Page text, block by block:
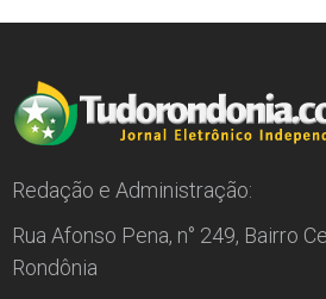
Redação e Administração:
Rua Afonso Pena, n° 249, Bairro
Rondônia